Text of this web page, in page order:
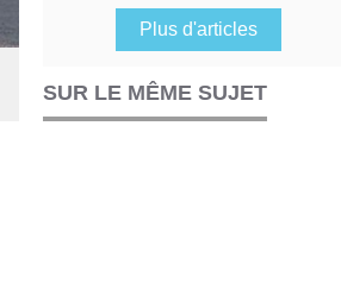
Plus d'articles
SUR LE MÊME SUJET